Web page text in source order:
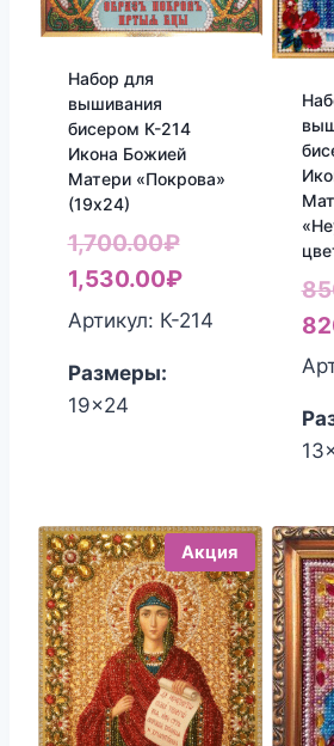
Набор для
вышивания
бисером К-214
Икона Божией
Матери «Покрова»
(19х24)
1,700.00₽
цена
составляла
1,530.00₽Текущая
цена:
Артикул: К-214
Размеры:
19x24
Акция